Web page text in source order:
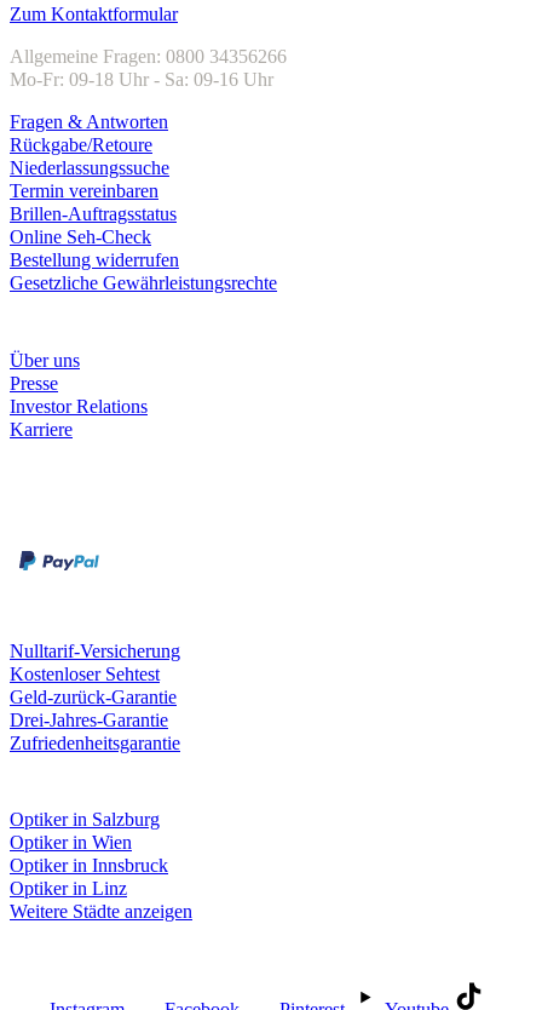
Zum Kontaktformular
Allgemeine Fragen: 0800 34356266
Mo-Fr: 09-18 Uhr - Sa: 09-16 Uhr
Fragen & Antworten
Rückgabe/Retoure
Niederlassungssuche
Termin vereinbaren
Brillen-Auftragsstatus
Online Seh-Check
Bestellung widerrufen
Gesetzliche Gewährleistungsrechte
Über uns
Presse
Investor Relations
Karriere
Nulltarif-Versicherung
Kostenloser Sehtest
Geld-zurück-Garantie
Drei-Jahres-Garantie
Zufriedenheitsgarantie
Optiker in Salzburg
Optiker in Wien
Optiker in Innsbruck
Optiker in Linz
Weitere Städte anzeigen